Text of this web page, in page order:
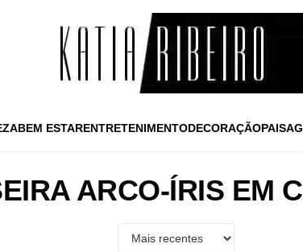
BEM ESTARENTRETENIMENTODECORAÇÃO
ARCO-ÍRIS EM